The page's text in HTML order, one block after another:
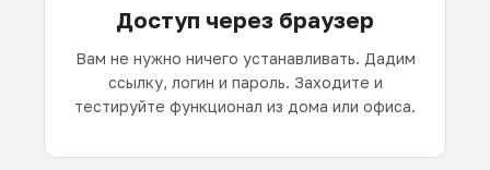
Доступ через браузер
Вам не нужно ничего устанавливать. Дадим
ссылку, логин и пароль. Заходите и
тестируйте функционал из дома или офиса.